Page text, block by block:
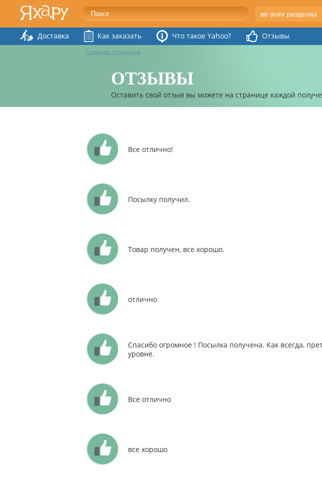
во всех разделах
Доставка Как заказать Что такое Yahoo? Отзывы
Главная страница
ОТЗЫВЫ
Оставить свой отзыв вы можете на странице каждой
Все отлично!
Посылку получил.
Товар получен, все хорошо.
отлично
Спасибо огромное ! Посылка получена. Как всегда,
уровне.
Все отлично
все хорошо